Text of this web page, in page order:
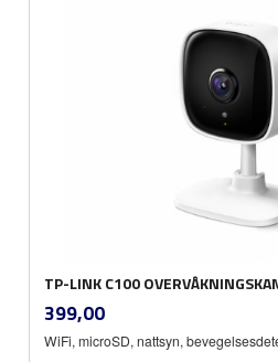
TP-LINK C100
Pris
399,00mva.
WiFi, microSD, nattsyn,